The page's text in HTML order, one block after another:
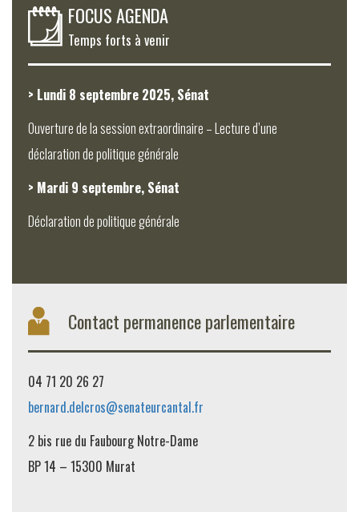
FOCUS AGENDA
Temps forts à venir
> Lundi 8 septembre 2025, Sénat
Ouverture de la session extraordinaire – Lecture d’une
déclaration de politique générale
> Mardi 9 septembre, Sénat
Déclaration de politique générale
Contact permanence parlementaire
04 71 20 26 27
bernard.delcros@senateurcantal.fr
2 bis rue du Faubourg Notre-Dame
BP 14 – 15300 Murat